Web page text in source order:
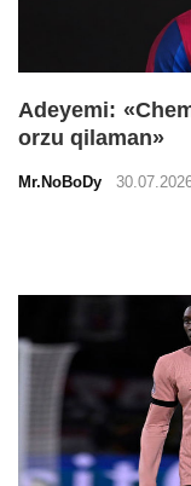
Adeyemi:
orzu qilaman»
Mr.NoBoDy